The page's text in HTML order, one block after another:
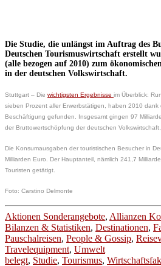
Die Studie, die unlängst im Auftrag des
Deutschen Tourismuswirtschaft erstellt
(alle bezogen auf 2010) zum
in der deutschen Volkswirtschaft.
Stuttgart – Die wichtigsten Ergebnisse im Überblick:
sieben Prozent aller Erwerbstätigen, haben 2010 dank
Beschäftigung gefunden. Insgesamt gingen 97
der Bruttowertschöpfung der deutschen
Die Konsumausgaben der touristischen Besucher in
Milliarden Euro. Der Hauptanteil, nämlich 241,7
Touristen getätigt.
Foto: Carstino Delmonte
Aktionen Sonderangebote, Allianzen
Bilanzen & Statistiken, Destinationen,
Pauschalreisen, People & Gossip,
Travelequipment, Umwelt
belegt, Studie, Tourismus,